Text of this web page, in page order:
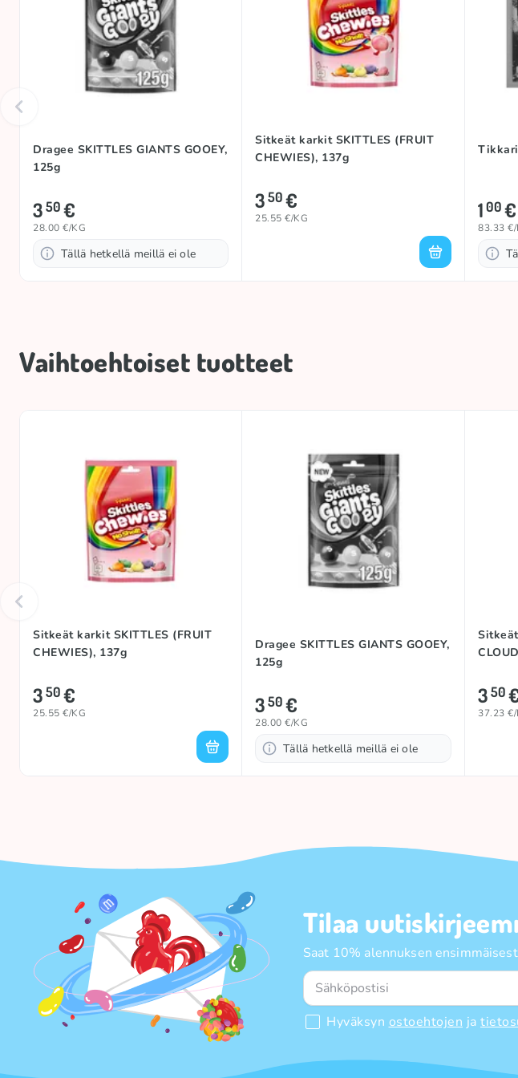
Dragee SKITTLES GIANTS GOOEY,
125g
350€
28.00 €/KG
Tällä hetkellä meillä ei ole
Sitkeät karkit SKITTLES (FRUIT
CHEWIES), 137g
350€
25.55 €/KG
Tikkari
100€
83.33 €/
Vaihtoehtoiset tuotteet
Sitkeät karkit SKITTLES (FRUIT
CHEWIES), 137g
350€
25.55 €/KG
Dragee SKITTLES GIANTS GOOEY,
125g
350€
28.00 €/KG
Tällä hetkellä meillä ei ole
350
37.23 €/
Tilaa
Saat 10% alennuksen
Hyväksyn ostoehtojen ja